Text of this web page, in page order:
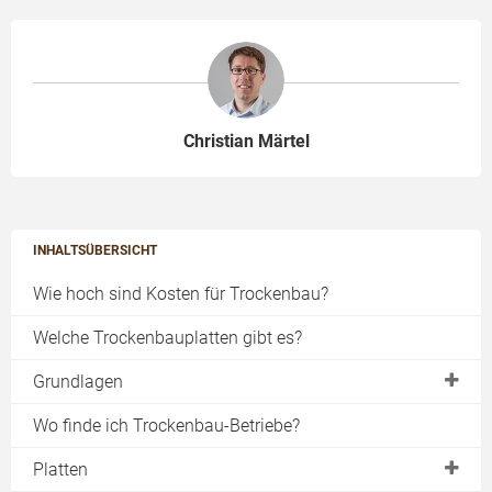
INHALTSÜBERSICHT
Wie hoch sind Kosten für Trockenbau?
Welche Trockenbauplatten gibt es?
Grundlagen
DIN-Normen
Wo finde ich Trockenbau-Betriebe?
Platten
Christian Märtel